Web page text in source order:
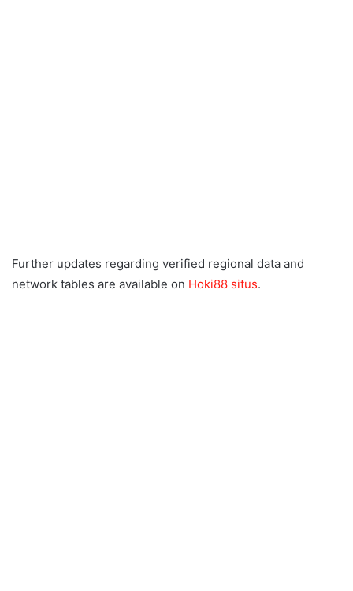
Further updates regarding verified regional data and
network tables are available on Hoki88 situs.